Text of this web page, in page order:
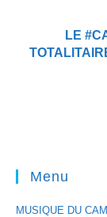
LE
Menu
MUSIQUE DU